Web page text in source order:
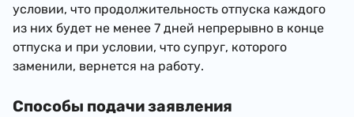
условии, что продолжительность отпуска каждого
из них будет не менее 7 дней непрерывно в конце
отпуска и при условии, что супруг, которого
заменили, вернется на работу.
Способы подачи заявления